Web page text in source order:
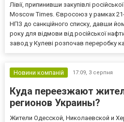
Лівії, припинивши закупівлі
Moscow Times. Євросоюз у рамках 21-
НПЗ до санкційного списку, давши
року для відмови від російської
завод у Кулеві розпочав переробку
Новини компаній 17:09, 3 серпня
Куда переезжают
регионов Украины?
Жители Одесской, Николаевской и